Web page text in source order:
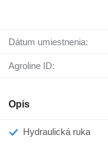
Dátum umiestnenia:
Agroline ID:
Opis
Hydraulická ruka